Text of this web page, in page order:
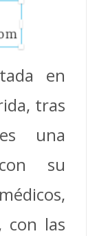
en
tras
una
su
con las